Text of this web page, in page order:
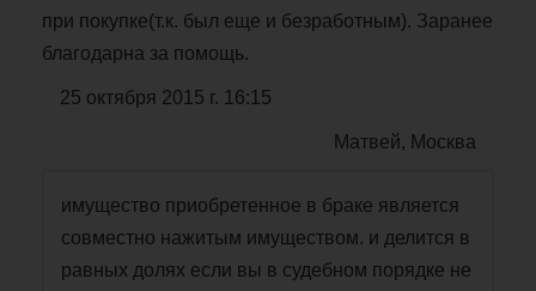
при покупке(т.к. был еще и безработным). Заранее
благодарна за помощь.
25 октября 2015 г. 16:15
Матвей, Москва
имущество приобретенное в браке является
совместно нажитым имуществом. и делится в
равных долях если вы в судебном порядке не